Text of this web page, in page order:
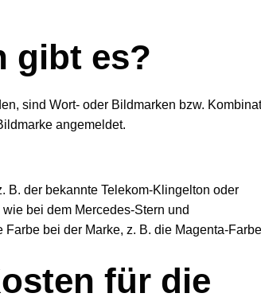
gibt es?
sind Wort- oder Bildmarken bzw.
angemeldet.
B. der bekannte Telekom-Klingelton oder
bei dem Mercedes-Stern und
bei der Marke, z. B. die Magenta-
für die